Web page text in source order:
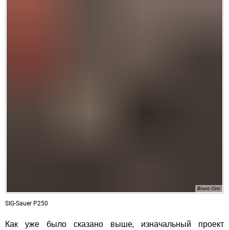
Bruno Circi
SIG-Sauer P250
Как уже было сказано выше, изначальный проект